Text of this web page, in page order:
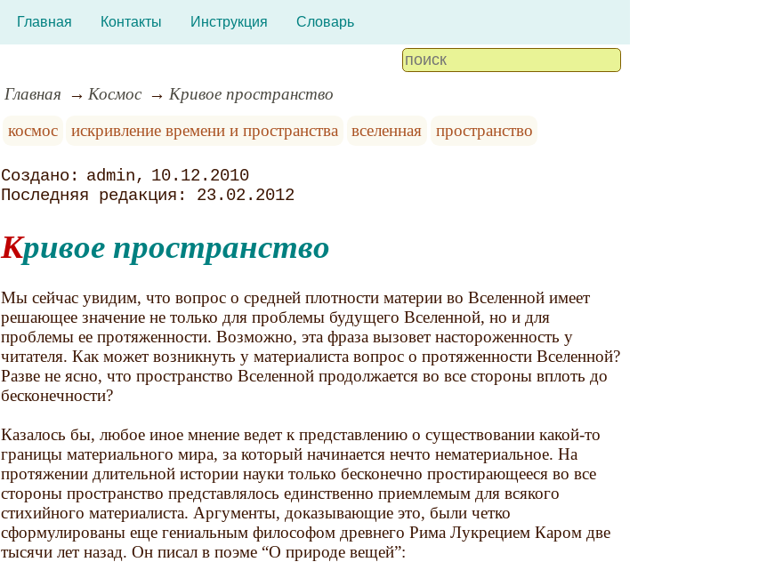
Главная Контакты Инструкция Словарь
Главная Космос
Кривое пространство
космос
искривление времени и пространства вселенная пространство
admin
10.12.2010
23.02.2012
Кривое пространство
Мы сейчас увидим, что вопрос о средней плотности материи во Вселенной имеет
решающее значение не только для проблемы будущего Вселенной, но и для
проблемы ее протяженности. Возможно, эта фраза вызовет настороженность у
читателя. Как может возникнуть у материалиста вопрос о протяженности Вселенной?
Разве не ясно, что пространство Вселенной продолжается во все стороны вплоть до
бесконечности?
Казалось бы, любое иное мнение ведет к представлению о существовании какой-то
границы материального мира, за который начинается нечто нематериальное. На
протяжении длительной истории науки только бесконечно простирающееся во все
стороны пространство представлялось единственно приемлемым для всякого
стихийного материалиста. Аргументы, доказывающие это, были четко
сформулированы еще гениальным философом древнего Рима Лукрецием Каром две
тысячи лет назад. Он писал в поэме “О природе вещей”: